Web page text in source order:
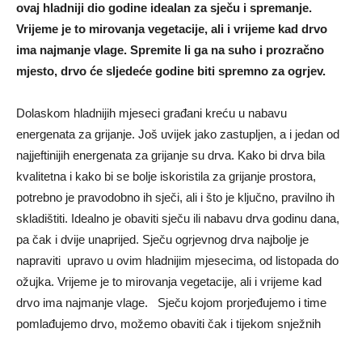
ovaj hladniji dio godine idealan za sječu i spremanje.
Vrijeme je to mirovanja vegetacije, ali i vrijeme kad drvo
ima najmanje vlage. Spremite li ga na suho i prozračno
mjesto, drvo će sljedeće godine biti spremno za ogrjev.
Dolaskom hladnijih mjeseci građani kreću u nabavu
energenata za grijanje. Još uvijek jako zastupljen, a i jedan od
najjeftinijih energenata za grijanje su drva. Kako bi drva bila
kvalitetna i kako bi se bolje iskoristila za grijanje prostora,
potrebno je pravodobno ih sječi, ali i što je ključno, pravilno ih
skladištiti. Idealno je obaviti sječu ili nabavu drva godinu dana,
pa čak i dvije unaprijed. Sječu ogrjevnog drva najbolje je
napraviti upravo u ovim hladnijim mjesecima, od listopada do
ožujka. Vrijeme je to mirovanja vegetacije, ali i vrijeme kad
drvo ima najmanje vlage. Sječu kojom prorjeđujemo i time
pomlađujemo drvo, možemo obaviti čak i tijekom snježnih